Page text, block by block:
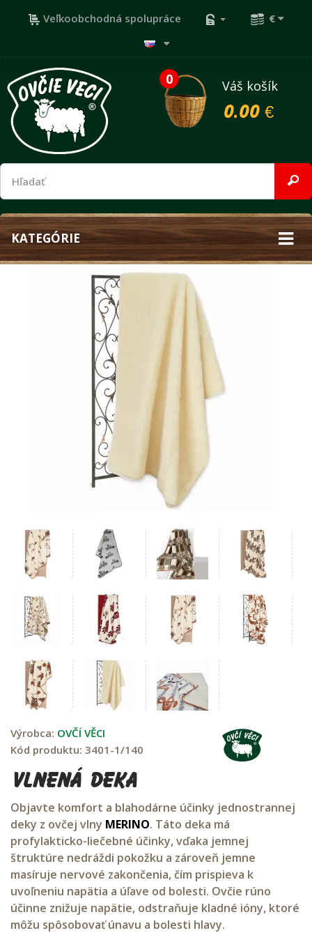
Veľkoobchodná spolupráce €
0
Váš košík
0.00 €
KATEGÓRIE
Výrobca: OVČÍ VĚCI
Kód produktu: 3401-1/140
Vlnená deka
Objavte komfort a blahodárne účinky jednostrannej
deky z ovčej vlny MERINO. Táto deka má
profylakticko-liečebné účinky, vďaka jemnej
štruktúre nedráždi pokožku a zároveň jemne
masíruje nervové zakončenia, čím prispieva k
uvoľneniu napätia a úľave od bolesti. Ovčie rúno
účinne znižuje napätie, odstraňuje kladné ióny, ktoré
môžu spôsobovať únavu a bolesti hlavy.